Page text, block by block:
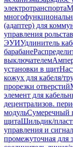
электротранспорта
(адаптер) для
управления
ЭУИУдлинитель
барабане
выключателем
установки в щит
кожух для кабеля/
прорезки отверстий
элемент для
децентрализов.
модульСумеречный
щитаШильдик/
управления и
промежуточная для